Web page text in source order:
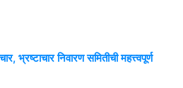
भ्रष्टाचार निवारण समितीची महत्त्वपूर्ण